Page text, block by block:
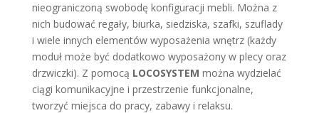
nieograniczoną swobodę konfiguracji mebli. Można z
nich budować regały, biurka, siedziska, szafki, szuflady
i wiele innych elementów wyposażenia wnętrz (każdy
moduł może być dodatkowo wyposażony w plecy oraz
drzwiczki). Z pomocą LOCOSYSTEM można wydzielać
ciągi komunikacyjne i przestrzenie funkcjonalne,
tworzyć miejsca do pracy, zabawy i relaksu.